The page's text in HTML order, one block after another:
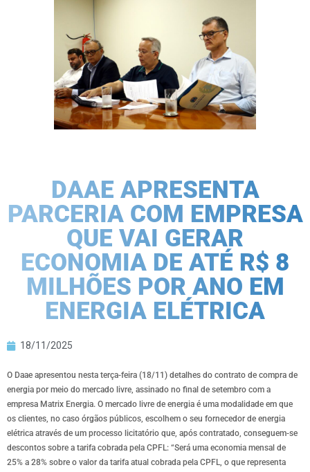
DAAE APRESENTA
PARCERIA COM EMPRESA
QUE VAI GERAR
ECONOMIA DE ATÉ R$ 8
MILHÕES POR ANO EM
ENERGIA ELÉTRICA
18/11/2025
O Daae apresentou nesta terça-feira (18/11) detalhes do contrato de compra de
energia por meio do mercado livre, assinado no final de setembro com a
empresa Matrix Energia. O mercado livre de energia é uma modalidade em que
os clientes, no caso órgãos públicos, escolhem o seu fornecedor de energia
elétrica através de um processo licitatório que, após contratado, conseguem-se
descontos sobre a tarifa cobrada pela CPFL: “Será uma economia mensal de
25% a 28% sobre o valor da tarifa atual cobrada pela CPFL, o que representa